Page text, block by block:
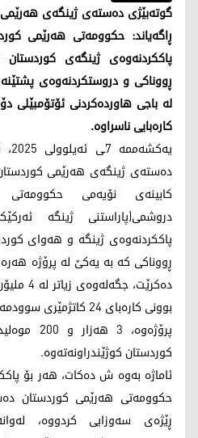
ڕاگەیاند: حکوومەتی هەرێمی
پاککردنەوەی ژینگەی
ڕووناکی و دروستکردنەوەی
لە باجی هاوردەکردنی ئۆتۆمبێلی
کارەبایی ناسراوە.
کابینەی نۆیەمی
دروشمی(پاراستنی ژینگە
پاککردنەوەی ژینگە و هەوای
ڕووناکی کە بە یەکێ لە پرۆژە هەرە
بوونی کارەبای 24
کوردستان کوژێندراونەتەوە.
ئاماژە بەوە ش دەکات، هەر بۆ
حکوومەتی هەرێمی کوردستان
ڕێژەی سەوزایی کردووە،